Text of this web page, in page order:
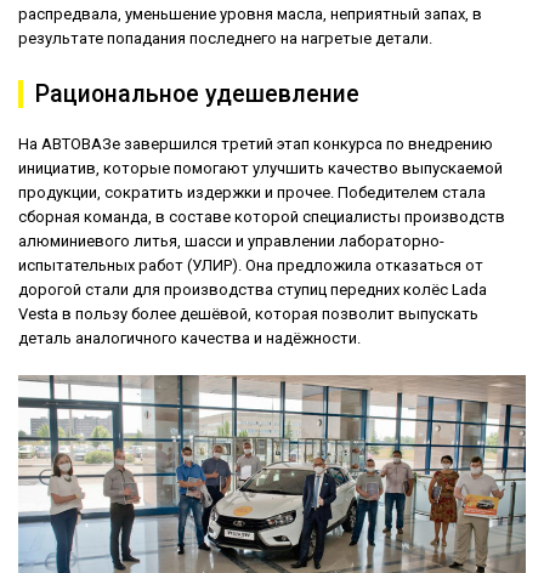
распредвала, уменьшение уровня масла, неприятный запах, в
результате попадания последнего на нагретые детали.
Рациональное удешевление
На АВТОВАЗе завершился третий этап конкурса по внедрению
инициатив, которые помогают улучшить качество выпускаемой
продукции, сократить издержки и прочее. Победителем стала
сборная команда, в составе которой специалисты производств
алюминиевого литья, шасси и управлении лабораторно-
испытательных работ (УЛИР). Она предложила отказаться от
дорогой стали для производства ступиц передних колёс Lada
Vesta в пользу более дешёвой, которая позволит выпускать
деталь аналогичного качества и надёжности.